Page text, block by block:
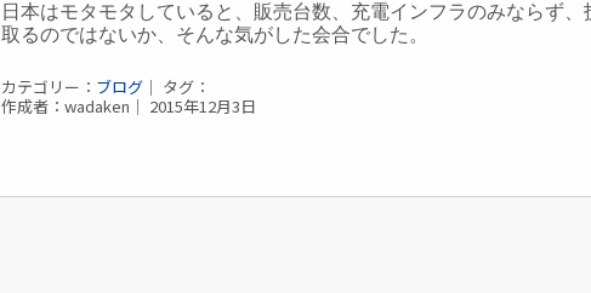
日本はモタモタしていると、販売台数、充電インフラのみならず、
取るのではないか、そんな気がした会合でした。
カテゴリー： ブログ ｜ タグ：
作成者：wadaken｜ 2015年12月3日